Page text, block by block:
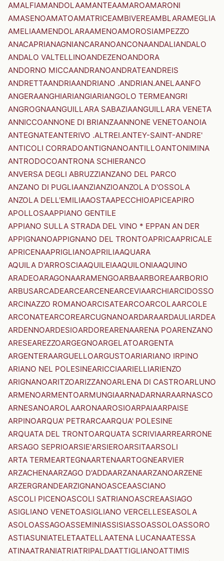
AMALFIAMANDOLAAMANTEAAMAROAMARONI
AMASENOAMATOAMATRICEAMBIVEREAMBLARAMEGLIA
AMELIAAMENDOLARAAMENOAMOROSIAMPEZZO
ANACAPRIANAGNIANCARANOANCONAANDALIANDALO
ANDALO VALTELLINOANDEZENOANDORA
ANDORNO MICCAANDRANOANDRATEANDREIS
ANDRETTAANDRIAANDRIANO .ANDRIAN.ANELAANFO
ANGERAANGHIARIANGIARIANGOLO TERMEANGRI
ANGROGNAANGUILLARA SABAZIAANGUILLARA VENETA
ANNICCOANNONE DI BRIANZAANNONE VENETOANOIA
ANTEGNATEANTERIVO .ALTREI.ANTEY-SAINT-ANDRE'
ANTICOLI CORRADOANTIGNANOANTILLOANTONIMINA
ANTRODOCOANTRONA SCHIERANCO
ANVERSA DEGLI ABRUZZIANZANO DEL PARCO
ANZANO DI PUGLIAANZIANZIOANZOLA D'OSSOLA
ANZOLA DELL'EMILIAAOSTAAPECCHIOAPICEAPIRO
APOLLOSAAPPIANO GENTILE
APPIANO SULLA STRADA DEL VINO * EPPAN AN DER
APPIGNANOAPPIGNANO DEL TRONTOAPRICAAPRICALE
APRICENAAPRIGLIANOAPRILIAAQUARA
AQUILA D'ARROSCIAAQUILEIAAQUILONIAAQUINO
ARADEOARAGONAARAMENGOARBAARBOREAARBORIO
ARBUSARCADEARCEARCENEARCEVIAARCHIARCIDOSSO
ARCINAZZO ROMANOARCISATEARCOARCOLAARCOLE
ARCONATEARCOREARCUGNANOARDARAARDAULIARDEA
ARDENNOARDESIOARDOREARENAARENA POARENZANO
ARESEAREZZOARGEGNOARGELATOARGENTA
ARGENTERAARGUELLOARGUSTOARIARIANO IRPINO
ARIANO NEL POLESINEARICCIAARIELLIARIENZO
ARIGNANOARITZOARIZZANOARLENA DI CASTROARLUNO
ARMENOARMENTOARMUNGIAARNADARNARAARNASCO
ARNESANOAROLAARONAAROSIOARPAIAARPAISE
ARPINOARQUA' PETRARCAARQUA' POLESINE
ARQUATA DEL TRONTOARQUATA SCRIVIAARREARRONE
ARSAGO SEPRIOARSIE'ARSIEROARSITAARSOLI
ARTA TERMEARTEGNAARTENAARTOGNEARVIER
ARZACHENAARZAGO D'ADDAARZANAARZANOARZENE
ARZERGRANDEARZIGNANOASCEAASCIANO
ASCOLI PICENOASCOLI SATRIANOASCREAASIAGO
ASIGLIANO VENETOASIGLIANO VERCELLESEASOLA
ASOLOASSAGOASSEMINIASSISIASSOASSOLOASSORO
ASTIASUNIATELETAATELLAATENA LUCANAATESSA
ATINAATRANIATRIATRIPALDAATTIGLIANOATTIMIS